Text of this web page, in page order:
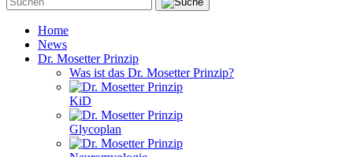
Home
News
Dr. Mosetter Prinzip
Was ist das Dr. Mosetter Prinzip?
KiD
Glycoplan